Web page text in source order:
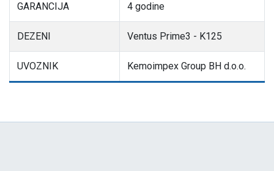
GARANCIJA 4 godine
DEZENI Ventus Prime3 - K125
UVOZNIK Kemoimpex Group BH d.o.o.